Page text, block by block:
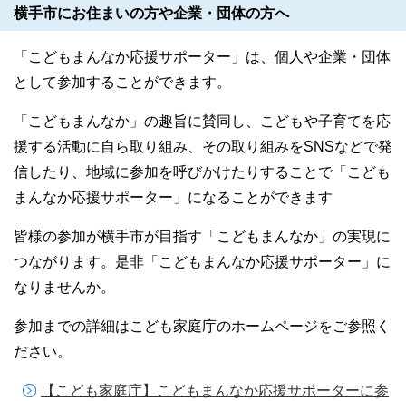
横手市にお住まいの方や企業・団体の方へ
「こどもまんなか応援サポーター」は、個人や企業・団体
として参加することができます。
「こどもまんなか」の趣旨に賛同し、こどもや子育てを応
援する活動に自ら取り組み、その取り組みをSNSなどで発
信したり、地域に参加を呼びかけたりすることで「こども
まんなか応援サポーター」になることができます
皆様の参加が横手市が目指す「こどもまんなか」の実現に
つながります。是非「こどもまんなか応援サポーター」に
なりませんか。
参加までの詳細はこども家庭庁のホームページをご参照く
ださい。
【こども家庭庁】こどもまんなか応援サポーターに参